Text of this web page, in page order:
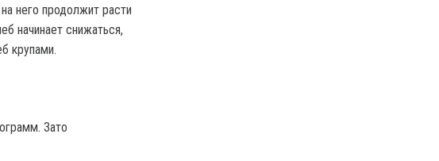
него продолжит расти
начинает снижаться,
крупами.
Зато